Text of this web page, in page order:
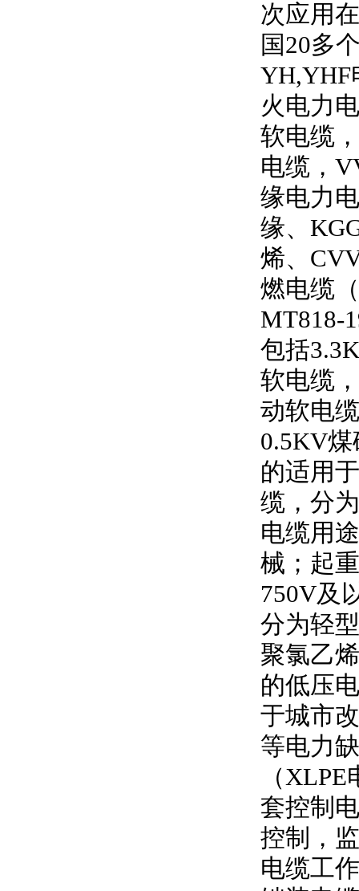
次应用
国20多
YH,YHF
火电力
软电缆，
电缆，
缘电力
缘、
烯、
燃电缆
MT818-
包括
软电缆，
动软电
0.5KV煤
的适用
缆，分
电缆用
械；起
750V及
分为轻
聚氯乙
的低压
于城市
等电力
（XLPE
套控制
控制，
电缆工